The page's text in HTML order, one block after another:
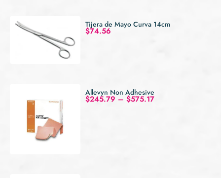
Tijera de Mayo Curva 14cm
$74.56
Allevyn Non Adhesive
$245.79 – $575.17